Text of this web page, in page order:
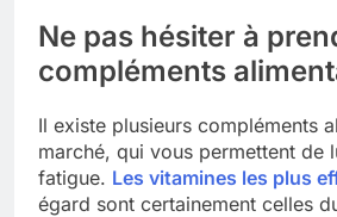
Ne pas hésiter à
compléments
Il existe plusieurs compléments
marché, qui vous permettent de
fatigue. Les vitamines les plus
égard sont certainement celles